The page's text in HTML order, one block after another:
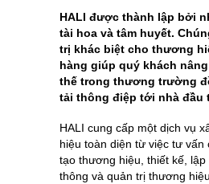
HALI được thành lập bởi
tài hoa và tâm huyết.
trị khác biệt cho thương
hàng giúp quý khách
thế trong thương trường
tải thông điệp tới nhà đầu
HALI cung cấp một dịch vụ
hiệu toàn diện từ việc tư vấn
tạo thương hiệu, thiết kế, lập
thông và quản trị thương hiệu.